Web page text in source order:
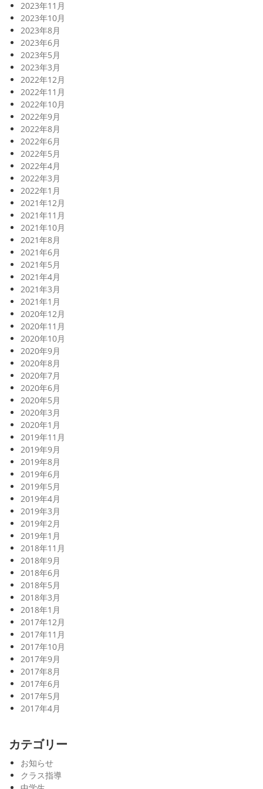
2023年11月
2023年10月
2023年8月
2023年6月
2023年5月
2023年3月
2022年12月
2022年11月
2022年10月
2022年9月
2022年8月
2022年6月
2022年5月
2022年4月
2022年3月
2022年1月
2021年12月
2021年11月
2021年10月
2021年8月
2021年6月
2021年5月
2021年4月
2021年3月
2021年1月
2020年12月
2020年11月
2020年10月
2020年9月
2020年8月
2020年7月
2020年6月
2020年5月
2020年3月
2020年1月
2019年11月
2019年9月
2019年8月
2019年6月
2019年5月
2019年4月
2019年3月
2019年2月
2019年1月
2018年11月
2018年9月
2018年6月
2018年5月
2018年3月
2018年1月
2017年12月
2017年11月
2017年10月
2017年9月
2017年8月
2017年6月
2017年5月
2017年4月
カテゴリー
お知らせ
クラス指導